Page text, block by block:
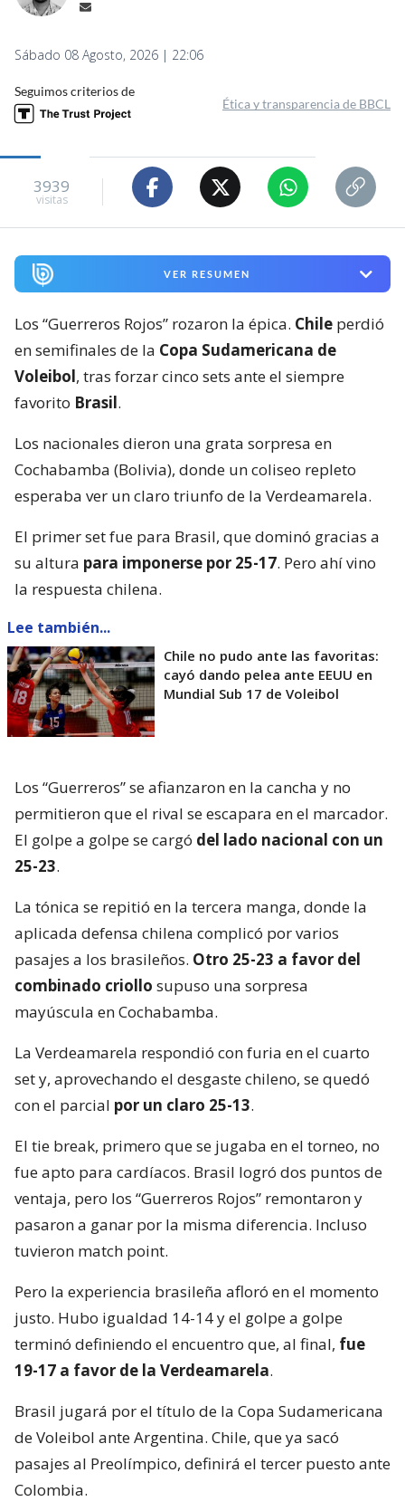
Sábado 08 Agosto, 2026 | 22:06
Seguimos criterios de
Ética y transparencia de BBCL
3939
visitas
VER RESUMEN
Los “Guerreros Rojos” rozaron la épica. Chile perdió
en semifinales de la Copa Sudamericana de
Voleibol, tras forzar cinco sets ante el siempre
favorito Brasil.
Los nacionales dieron una grata sorpresa en
Cochabamba (Bolivia), donde un coliseo repleto
esperaba ver un claro triunfo de la Verdeamarela.
El primer set fue para Brasil, que dominó gracias a
su altura para imponerse por 25-17. Pero ahí vino
la respuesta chilena.
Lee también...
Chile no pudo ante las favoritas:
cayó dando pelea ante EEUU en
Mundial Sub 17 de Voleibol
Los “Guerreros” se afianzaron en la cancha y no
permitieron que el rival se escapara en el marcador.
El golpe a golpe se cargó del lado nacional con un
25-23.
La tónica se repitió en la tercera manga, donde la
aplicada defensa chilena complicó por varios
pasajes a los brasileños. Otro 25-23 a favor del
combinado criollo supuso una sorpresa
mayúscula en Cochabamba.
La Verdeamarela respondió con furia en el cuarto
set y, aprovechando el desgaste chileno, se quedó
con el parcial por un claro 25-13.
El tie break, primero que se jugaba en el torneo, no
fue apto para cardíacos. Brasil logró dos puntos de
ventaja, pero los “Guerreros Rojos” remontaron y
pasaron a ganar por la misma diferencia. Incluso
tuvieron match point.
Pero la experiencia brasileña afloró en el momento
justo. Hubo igualdad 14-14 y el golpe a golpe
terminó definiendo el encuentro que, al final, fue
19-17 a favor de la Verdeamarela.
Brasil jugará por el título de la Copa Sudamericana
de Voleibol ante Argentina. Chile, que ya sacó
pasajes al Preolímpico, definirá el tercer puesto ante
Colombia.